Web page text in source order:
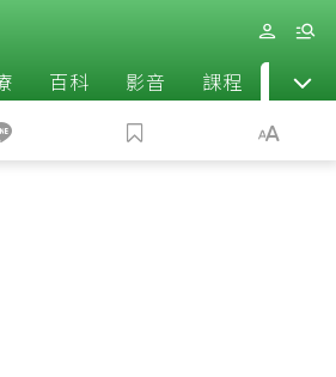
百科 影音 課程 退休